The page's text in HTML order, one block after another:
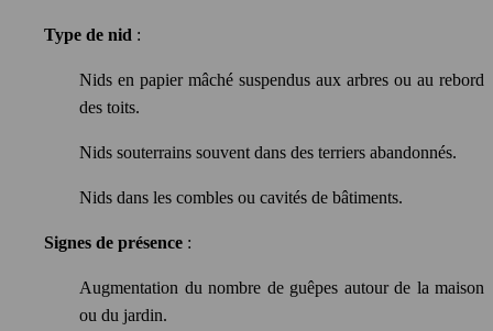
Type de nid :
Nids en papier mâché suspendus aux arbres ou au rebord
des toits.
Nids souterrains souvent dans des terriers abandonnés.
Nids dans les combles ou cavités de bâtiments.
Signes de présence :
Augmentation du nombre de guêpes autour de la maison
ou du jardin.